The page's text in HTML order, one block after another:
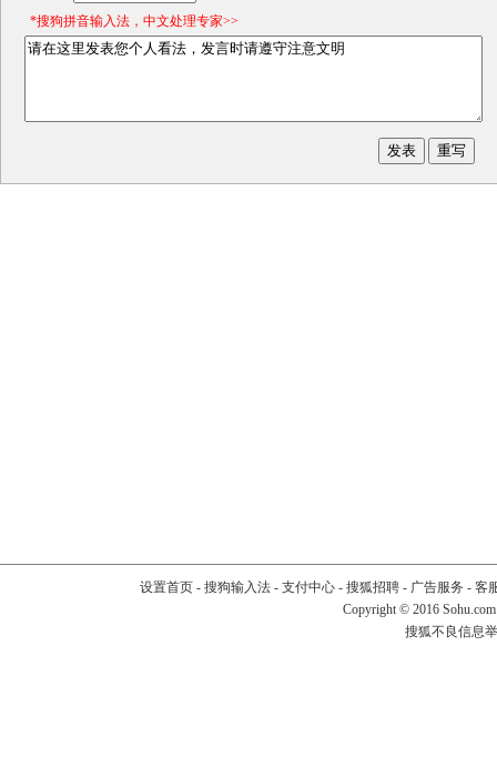
*搜狗拼音输入法，中文处理专家>>
设置首页- 搜狗输入法- 支付中心- 搜狐招聘- 广告服务 - 客
Copyright © 2016
搜狐不良信息